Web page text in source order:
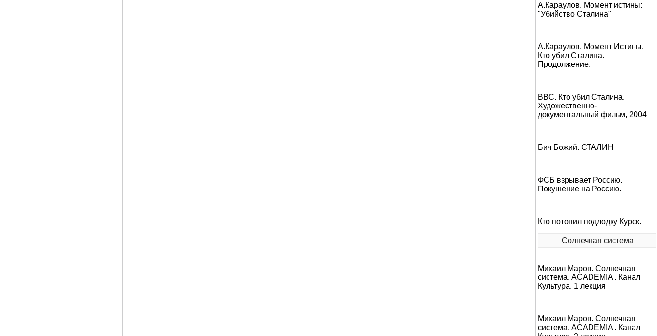
А.Караулов. Момент истины:
"Убийство Сталина"
А.Караулов. Момент Истины.
Кто убил Сталина.
Продолжение.
BBC. Кто убил Сталина.
Художественно-
документальный фильм, 2004
Бич Божий. СТАЛИН
ФСБ взрывает Россию.
Покушение на Россию.
Кто потопил подлодку Курск.
Солнечная система
Михаил Маров. Солнечная
система. ACADEMIA . Канал
Культура. 1 лекция
Михаил Маров. Солнечная
система. ACADEMIA . Канал